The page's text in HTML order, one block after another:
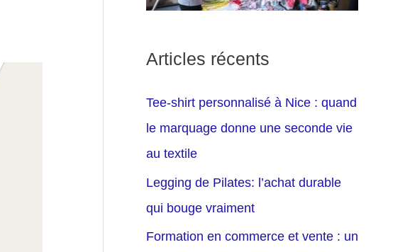
Articles récents
Tee-shirt personnalisé à Nice : quand
le marquage donne une seconde vie
au textile
Legging de Pilates: l’achat durable
qui bouge vraiment
Formation en commerce et vente : un